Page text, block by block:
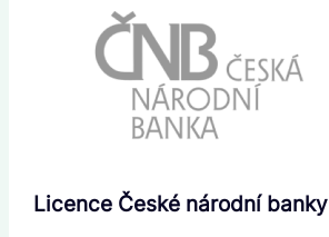
Licence České národní banky